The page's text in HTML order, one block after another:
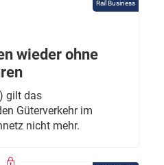
Rail Business
wieder ohne
gilt das
Güterverkehr im
nicht mehr.